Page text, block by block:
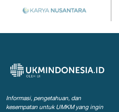
Informasi, pengetahuan, dan
kesempatan untuk UMKM yang ingin